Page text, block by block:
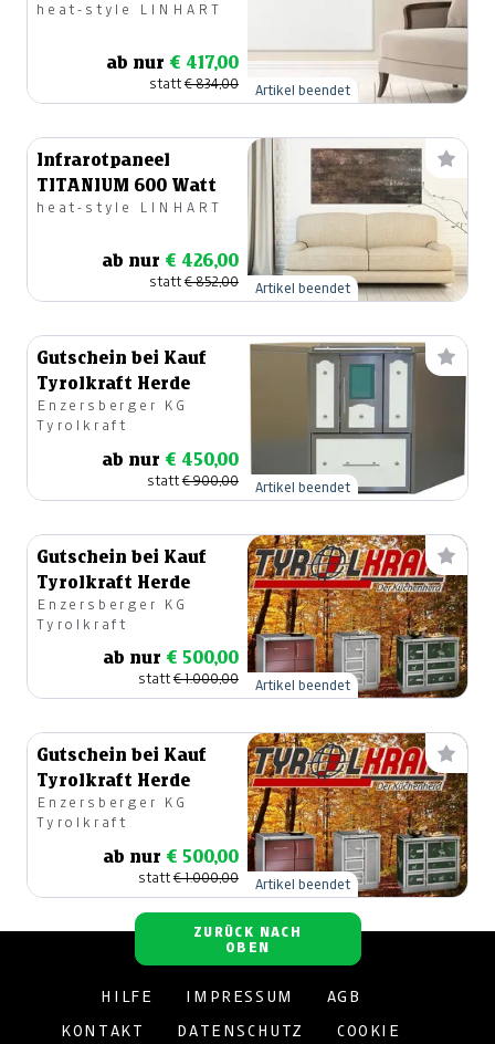
Weiss oder
heat-style LINHART
ab nur € 417,00
statt€ 834,00 Artikel beendet
Infrarotpaneel
TITANIUM 600 Watt
heat-style LINHART
ab nur € 426,00
statt€ 852,00 Artikel beendet
Gutschein bei Kauf
Tyrolkraft Herde
Enzersberger KG
Tyrolkraft
ab nur € 450,00
statt€ 900,00 Artikel beendet
Gutschein bei Kauf
Tyrolkraft Herde
Enzersberger KG
Tyrolkraft
ab nur € 500,00
statt€ 1.000,00 Artikel beendet
Gutschein bei Kauf
Tyrolkraft Herde
Enzersberger KG
Tyrolkraft
ab nur € 500,00
statt€ 1.000,00 Artikel beendet
ZURÜCK NACH
OBEN
HILFE IMPRESSUM AGB
KONTAKT DATENSCHUTZ COOKIE